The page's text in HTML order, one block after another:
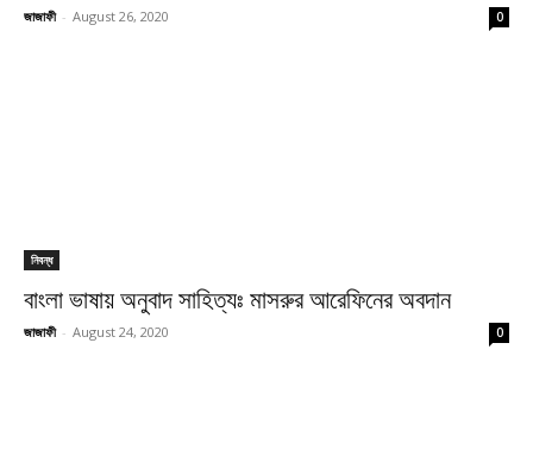
জাজাফী - August 26, 2020 0
নিবন্ধ
বাংলা ভাষায় অনুবাদ সাহিত্যঃ মাসরুর আরেফিনের অবদান
জাজাফী - August 24, 2020 0